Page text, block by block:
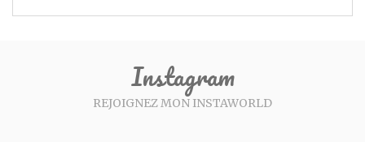
Instagram
REJOIGNEZ MON INSTAWORLD